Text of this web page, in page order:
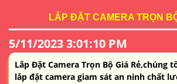
LẮP ĐẶT CAMERA TRỌN
5/11/2023 3:01:10 PM
Lắp Đặt Camera Trọn Bộ Giá Rẻ,chúng
lắp đặt camera giam sát an ninh chất